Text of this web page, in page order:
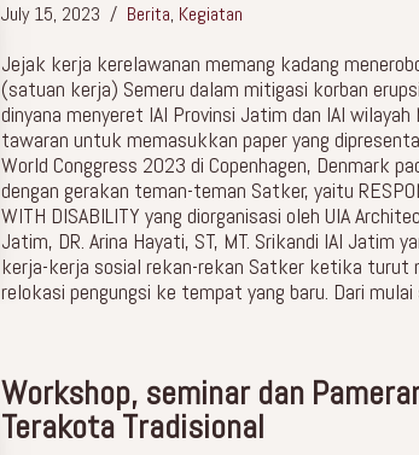
July 15, 2023 Berita, Kegiatan
Jejak kerja kerelawanan memang kadang
(satuan kerja) Semeru dalam mitigasi korban
dinyana menyeret IAI Provinsi Jatim dan IAI
tawaran untuk memasukkan paper yang
World Conggress 2023 di Copenhagen, Denmark
dengan gerakan teman-teman Satker, yaitu
WITH DISABILITY yang diorganisasi oleh UIA
Jatim, DR. Arina Hayati, ST, MT. Srikandi IAI Jatim
kerja-kerja sosial rekan-rekan Satker ketika turut
relokasi pengungsi ke tempat yang baru. Dari
Workshop, seminar dan
Terakota Tradisional